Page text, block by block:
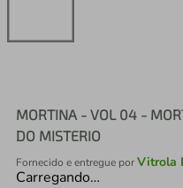
MORTINA - VOL 04 -
DO MISTERIO
Fornecido e entregue porVitrola
Carregando…